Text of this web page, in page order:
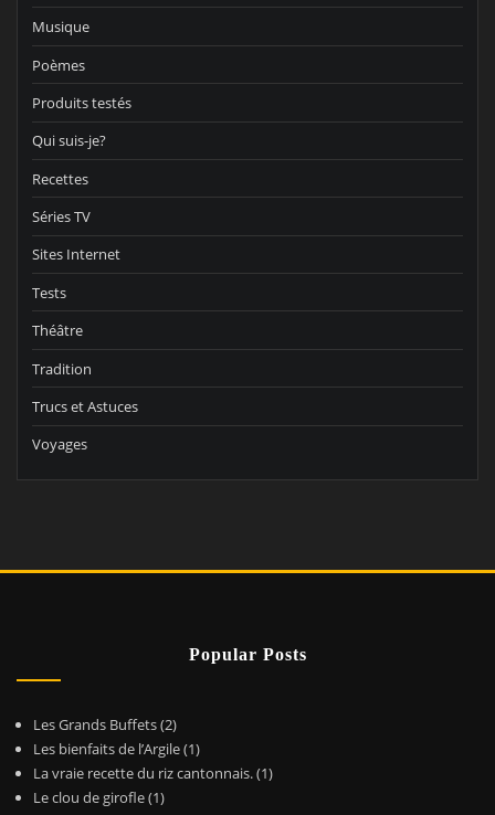
Musique
Poèmes
Produits testés
Qui suis-je?
Recettes
Séries TV
Sites Internet
Tests
Théâtre
Tradition
Trucs et Astuces
Voyages
Popular Posts
Les Grands Buffets(2)
Les bienfaits de l’Argile(1)
La vraie recette du riz cantonnais.(1)
Le clou de girofle(1)